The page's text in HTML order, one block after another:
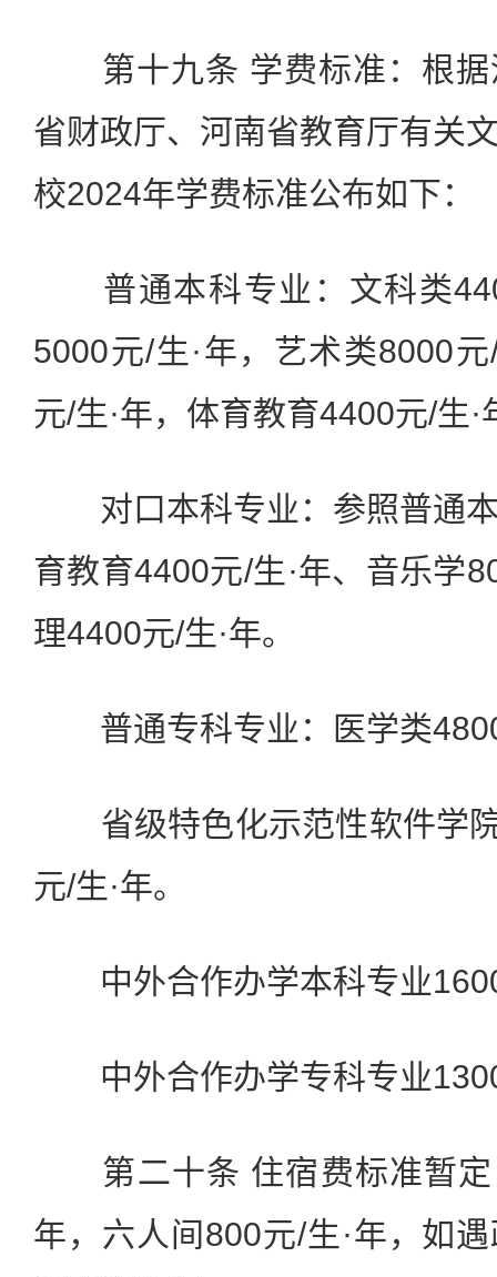
第十九条 学费标准：根据
省财政厅、河南省教育厅有关
校2024年学费标准公布如下：
普通本科专业：文科类
5000元/生·年，艺术类8000
元/生·年，体育教育4400元/生·
对口本科专业：参照普通本
育教育4400元/生·年、音乐学
理4400元/生·年。
普通专科专业：医学类
省级特色化示范性软件学
元/生·年。
中外合作办学本科专业
中外合作办学专科专业
第二十条 住宿费标准暂定
年，六人间800元/生·年，如